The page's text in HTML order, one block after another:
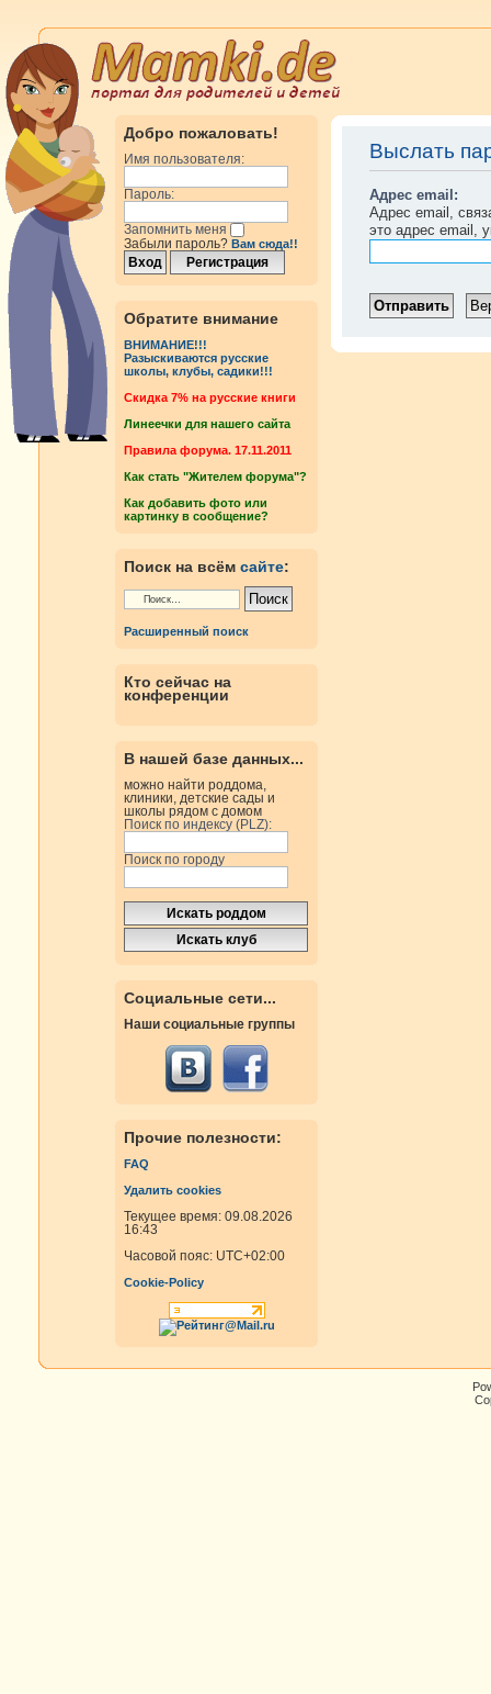
Добро пожаловать!
Имя пользователя:
Пароль:
Запомнить меня
Забыли пароль? Вам сюда!!
Обратите внимание
ВНИМАНИЕ!!!
Разыскиваются русские
школы, клубы, садики!!!
Cкидка 7% на русские книги
Линеечки для нашего сайта
Правила форума. 17.11.2011
Как стать "Жителем форума"?
Как добавить фото или
картинку в сообщение?
Поиск на всём сайте:
Расширенный поиск
Кто сейчас на
конференции
В нашей базе данных...
можно найти роддома,
клиники, детские сады и
школы рядом с домом
Поиск по индексу (PLZ):
Поиск по городу
Социальные сети...
Наши социальные группы
Прочие полезности:
FAQ
Удалить cookies
Текущее время: 09.08.2026
16:43
Часовой пояс: UTC+02:00
Cookie-Policy
Выслать
Адрес email:
Адрес email,
это адрес email,